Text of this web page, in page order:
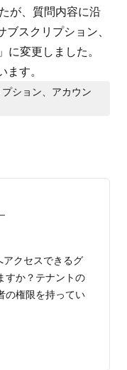
が、質問内容に沿
スクリプション、
変更しました。
す。
ション、アカウン
クセスできるグ
すか？テナントの
の権限を持ってい